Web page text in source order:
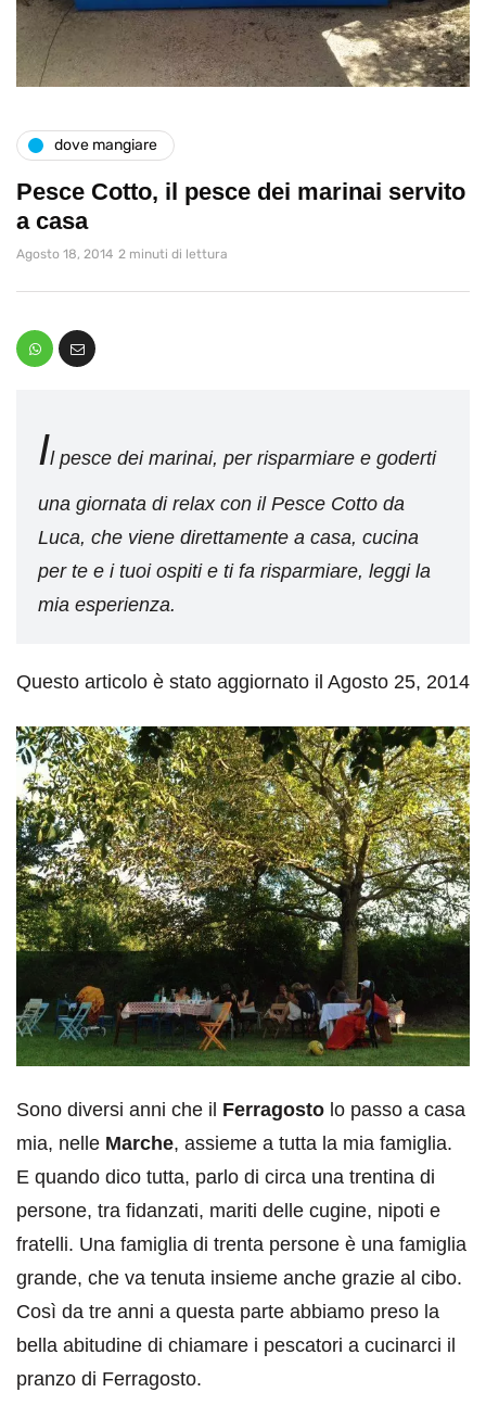
dove mangiare
Pesce Cotto, il pesce dei marinai servito
a casa
Agosto 18, 2014 2 minuti di lettura
Il pesce dei marinai, per risparmiare e goderti
una giornata di relax con il Pesce Cotto da
Luca, che viene direttamente a casa, cucina
per te e i tuoi ospiti e ti fa risparmiare, leggi la
mia esperienza.
Questo articolo è stato aggiornato il Agosto 25, 2014
Sono diversi anni che il Ferragosto lo passo a casa
mia, nelle Marche, assieme a tutta la mia famiglia.
E quando dico tutta, parlo di circa una trentina di
persone, tra fidanzati, mariti delle cugine, nipoti e
fratelli. Una famiglia di trenta persone è una famiglia
grande, che va tenuta insieme anche grazie al cibo.
Così da tre anni a questa parte abbiamo preso la
bella abitudine di chiamare i pescatori a cucinarci il
pranzo di Ferragosto.